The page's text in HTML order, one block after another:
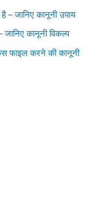
जानिए कानूनी उपाय
जानिए कानूनी विकल्प
फाइल करने की कानूनी